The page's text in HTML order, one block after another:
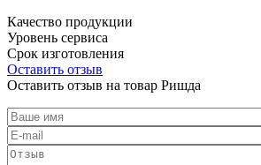
Качество продукции
Уровень сервиса
Срок изготовления
Оставить отзыв
Оставить отзыв на товар Ришда